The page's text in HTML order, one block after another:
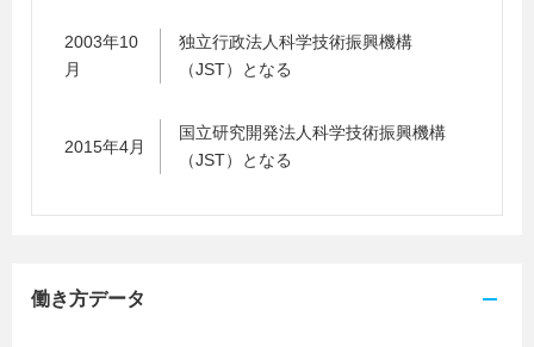
2003年10
月
独立行政法人科学技術振興機構
（JST）となる
2015年4月
国立研究開発法人科学技術振興機構
（JST）となる
働き方データ